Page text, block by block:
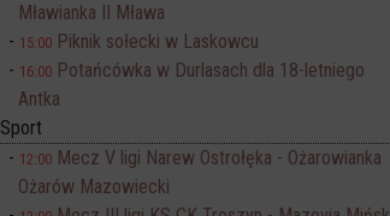
Mławianka II Mława
15:00 Piknik sołecki w Laskowcu
16:00 Potańcówka w Durlasach dla 18-letniego
Antka
Sport
12:00 Mecz V ligi Narew Ostrołęka - Ożarowianka
Ożarów Mazowiecki